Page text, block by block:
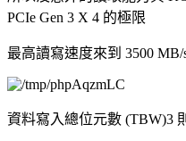
PCIe Gen 3 X 4 的極限
最高讀寫速度來到 3500 MB/
資料寫入總位元數 (TBW)3